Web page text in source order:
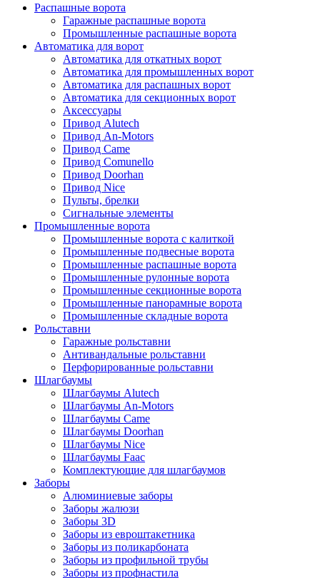
Распашные ворота
Гаражные распашные ворота
Промышленные распашные ворота
Автоматика для ворот
Автоматика для откатных ворот
Автоматика для промышленных ворот
Автоматика для распашных ворот
Автоматика для секционных ворот
Аксессуары
Привод Alutech
Привод An-Motors
Привод Came
Привод Comunello
Привод Doorhan
Привод Nice
Пульты, брелки
Сигнальные элементы
Промышленные ворота
Промышленные ворота с калиткой
Промышленные подвесные ворота
Промышленные распашные ворота
Промышленные рулонные ворота
Промышленные секционные ворота
Промышленные панорамные ворота
Промышленные складные ворота
Рольставни
Гаражные рольставни
Антивандальные рольставни
Перфорированные рольставни
Шлагбаумы
Шлагбаумы Alutech
Шлагбаумы An-Motors
Шлагбаумы Came
Шлагбаумы Doorhan
Шлагбаумы Nice
Шлагбаумы Faac
Комплектующие для шлагбаумов
Заборы
Алюминиевые заборы
Заборы жалюзи
Заборы 3D
Заборы из евроштакетника
Заборы из поликарбоната
Заборы из профильной трубы
Заборы из профнастила